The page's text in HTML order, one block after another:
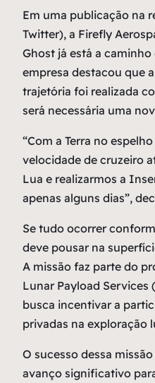
Em uma publicação na
Twitter), a Firefly
Ghost já está a
empresa destacou que
trajetória foi realizada
será necessária uma
“Com a Terra no
velocidade de cruzeiro
Lua e realizarmos a
apenas alguns dias”,
Se tudo ocorrer
deve pousar na
A missão faz parte do
Lunar Payload Services
busca incentivar a
privadas na exploração
O sucesso dessa
avanço significativo